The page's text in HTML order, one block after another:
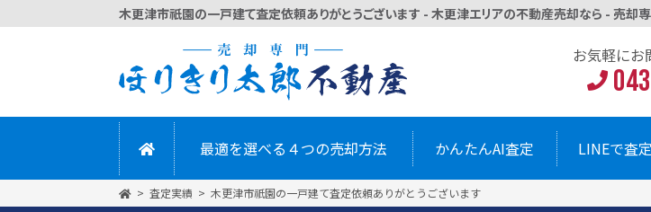
お気軽にお
最適を選べる４つの売却方法 かんたんAI査定 LINEで査定
査定実績 木更津市祇園の一戸建て査定依頼ありがとうございます